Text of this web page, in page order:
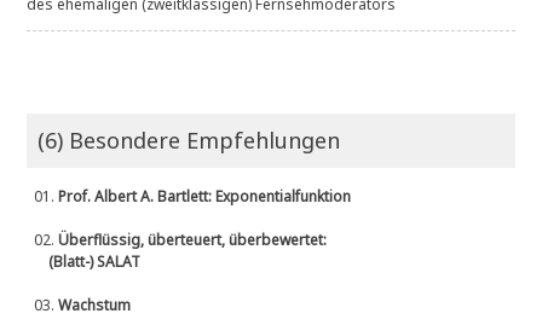
des ehemaligen (zweitklassigen) Fernsehmoderators
(6) Besondere Empfehlungen
01.Prof. Albert A. Bartlett: Exponentialfunktion
02.Überflüssig, überteuert, überbewertet:
(Blatt-) SALAT
03.Wachstum